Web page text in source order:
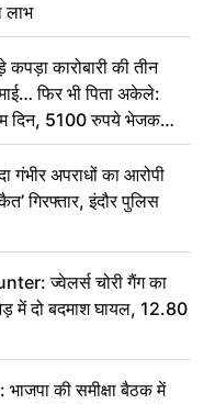
लाभ
कारोबारी की तीन
फिर भी पिता अकेले:
दिन, 5100 रुपये भेजकर
दीजिए हम नहीं आ पाएंगे
अपराधों का आरोपी
गिरफ्तार, इंदौर पुलिस
ज्वेलर्स चोरी गैंग का
में दो बदमाश घायल, 12.80
की समीक्षा बैठक में